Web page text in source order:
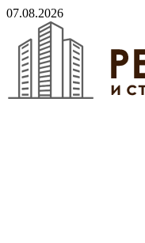
Skip
content
07.08.2026